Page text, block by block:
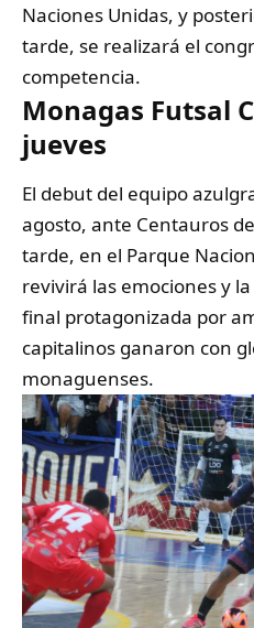
Naciones Unidas, y
tarde, se realizará el
competencia.
Monagas Futsal
jueves
El debut del equipo
agosto, ante Centauros
tarde, en el Parque
revivirá las emociones y
final protagonizada por
capitalinos ganaron con
monaguenses.